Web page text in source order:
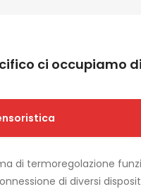
ci occupiamo
di termoregolazione
di diversi